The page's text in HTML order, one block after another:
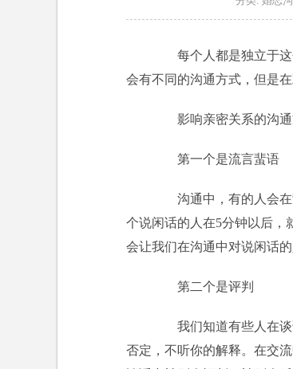
每个人都是独立于这
会有不同的沟通方式，但是
影响亲密关系的沟通
第一个是流言蜚语
沟通中，有的人会在
个说闲话的人在5分钟以后，
会让我们在沟通中对说闲话的
第二个是评判
我们知道有些人在谈
否定，不听你的解释。在交